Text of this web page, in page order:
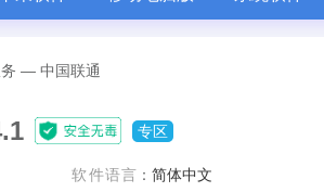
— 中国联通
专区
软件语言 ：简体中文